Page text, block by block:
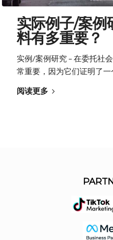
实际例子/案例
料有多重要？
实例/案例研究 – 在委托社
常重要，因为它们证明了
阅读更多